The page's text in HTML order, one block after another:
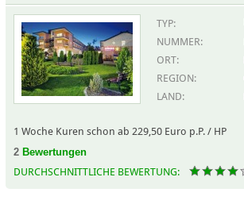
TYP:
NUMMER:
ORT:
REGION:
LAND:
1 Woche Kuren schon ab 229,50 Euro p.P. / HP
2 Bewertungen
DURCHSCHNITTLICHE BEWERTUNG: